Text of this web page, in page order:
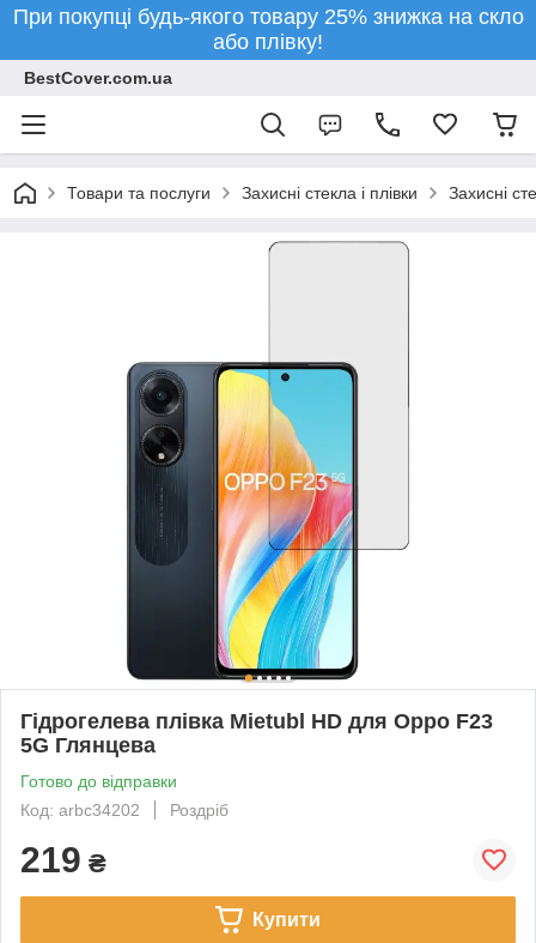
При покупці будь-якого товару 25% знижка на скло
або плівку!
BestCover.com.ua
Товари та послуги Захисні стекла і плівки Захисні
Гідрогелева плівка Mietubl HD для Oppo F23
5G Глянцева
Готово до відправки
Код: arbc34202
Роздріб
219 ₴
Купити